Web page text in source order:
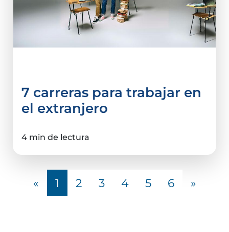
7 carreras para trabajar en
el extranjero
4 min de lectura
« 1 2 3 4 5 6 »